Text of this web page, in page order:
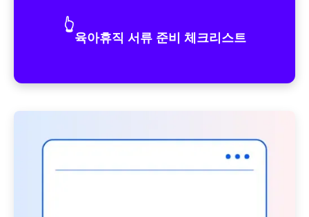
👆
육아휴직 서류 준비 체크리스트